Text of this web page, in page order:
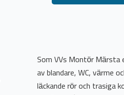
Som VVs Montör Märsta
av blandare, WC, värme
läckande rör och trasiga